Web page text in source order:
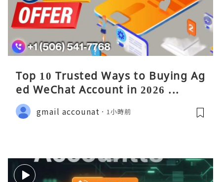
Top 10 Trusted Ways to Buying Ag
ed WeChat Account in 2026 ...
gmail accounat 1小時前